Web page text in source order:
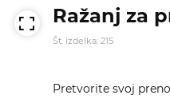
Ražanj za
Št. izdelka: 215
Pretvorite svoj